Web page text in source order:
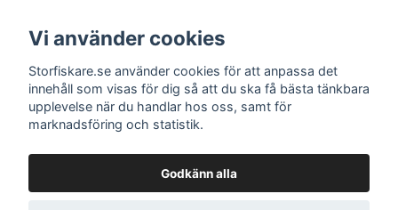
Information
Sociala medier
Vi använder cookies
Storfiskare.se använder cookies för att anpassa det
innehåll som visas för dig så att du ska få bästa tänkbara
upplevelse när du handlar hos oss, samt för
marknadsföring och statistik.
Godkänn alla